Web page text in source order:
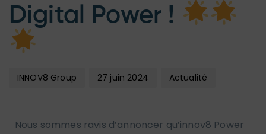
Digital Power !
INNOV8 Group 27 juin 2024 Actualité
Nous sommes ravis d’annoncer qu’innov8 Power